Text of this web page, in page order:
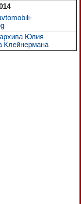
Юлия
Клейнермана